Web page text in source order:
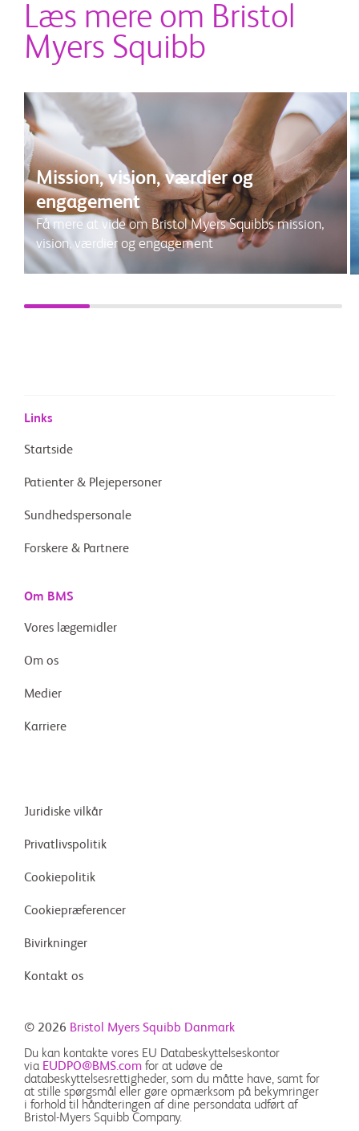
Læs mere om Bristol
Myers Squibb
Mission, vision, værdier og
engagement
Få mere at vide om Bristol Myers Squibbs mission,
vision, værdier og engagement
Links
Startside
Patienter & Plejepersoner
Sundhedspersonale
Forskere & Partnere
Om BMS
Vores lægemidler
Om os
Medier
Karriere
Juridiske vilkår
Privatlivspolitik
Cookiepolitik
Cookiepræferencer
Bivirkninger
Kontakt os
© 2026 Bristol Myers Squibb Danmark
Du kan kontakte vores EU Databeskyttelseskontor
via EUDPO@BMS.com for at udøve de
databeskyttelsesrettigheder, som du måtte have, samt for
at stille spørgsmål eller gøre opmærksom på bekymringer
i forhold til håndteringen af dine persondata udført af
Bristol-Myers Squibb Company.